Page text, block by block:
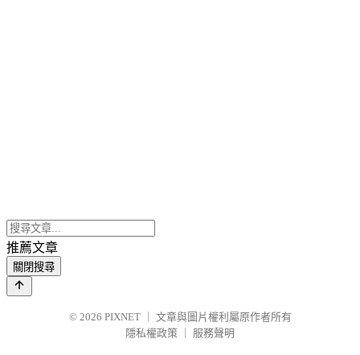
推薦文章
關閉搜尋
© 2026 PIXNET
文章與圖片權利屬原作者所有
隱私權政策
服務聲明